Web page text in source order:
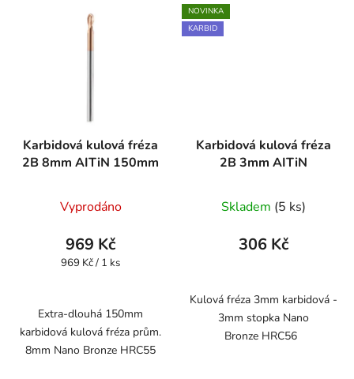
Karbidová kulová fréza
2B 8mm AITiN 150mm
Vyprodáno
969 Kč
Měrná
969 Kč / 1 ks
Extra-dlouhá 150mm
karbidová kulová fréza prům.
8mm Nano Bronze HRC55
NOVINKA
KARBID
Karbidová kulová fréza
2B 3mm AITiN
Skladem (5 ks)
306 Kč
Kulová fréza 3mm karbidová -
3mm stopka Nano
Bronze HRC56